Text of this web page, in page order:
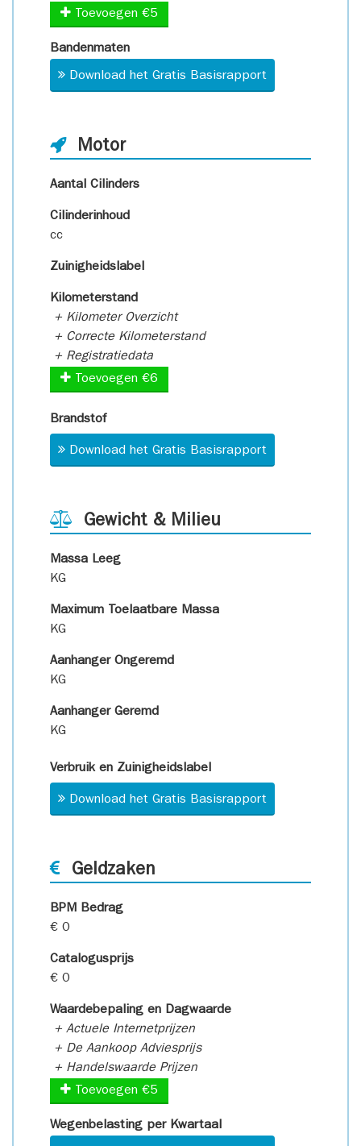
Toevoegen €5
Bandenmaten
Download het Gratis Basisrapport
Motor
Aantal Cilinders
Cilinderinhoud
cc
Zuinigheidslabel
Kilometerstand
+ Kilometer Overzicht
+ Correcte Kilometerstand
+ Registratiedata
Toevoegen €6
Brandstof
Download het Gratis Basisrapport
Gewicht & Milieu
Massa Leeg
KG
Maximum Toelaatbare Massa
KG
Aanhanger Ongeremd
KG
Aanhanger Geremd
KG
Verbruik en Zuinigheidslabel
Download het Gratis Basisrapport
Geldzaken
BPM Bedrag
€ 0
Catalogusprijs
€ 0
Waardebepaling en Dagwaarde
+ Actuele Internetprijzen
+ De Aankoop Adviesprijs
+ Handelswaarde Prijzen
Toevoegen €5
Wegenbelasting per Kwartaal